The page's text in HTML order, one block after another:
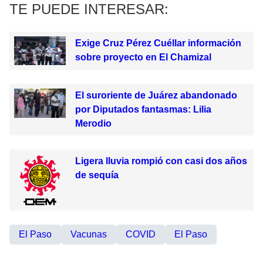
TE PUEDE INTERESAR:
Exige Cruz Pérez Cuéllar información
sobre proyecto en El Chamizal
El suroriente de Juárez abandonado
por Diputados fantasmas: Lilia
Merodio
Ligera lluvia rompió con casi dos años
de sequía
El Paso Vacunas COVID El Paso